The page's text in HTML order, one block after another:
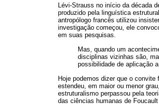
Lévi-Strauss no início da década
produzido pela linguística
antropólogo francês utilizou
investigação começou, ele
em suas pesquisas.
Mas, quando um
disciplinas vizinhas são,
possibilidade de aplicação
Hoje podemos dizer que o
estendeu, em maior ou menor
estruturalismo perpassou pela
das ciências humanas de